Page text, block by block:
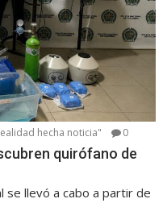
hecha noticia" 0
quirófano de
se llevó a cabo a partir de